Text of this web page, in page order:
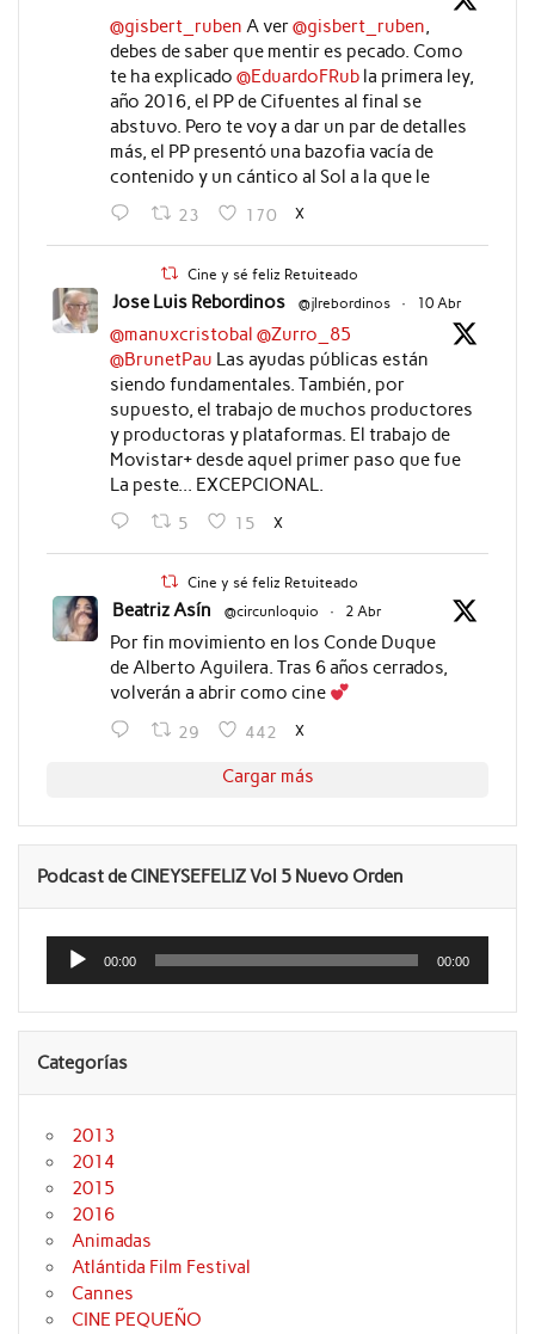
@gisbert_ruben A ver@gisbert_ruben,
debes de saber que mentir es pecado. Como
te ha explicado @EduardoFRubla primera ley,
año 2016, el PP de Cifuentes al final se
abstuvo. Pero te voy a dar un par de detalles
más, el PP presentó una bazofia vacía de
contenido y un cántico al Sol a la que le
23 170 X
Cine y sé feliz Retuiteado
Jose Luis Rebordinos @jlrebordinos · 10 Abr
@manuxcristobal @Zurro_85
@BrunetPau Las ayudas públicas están
siendo fundamentales. También, por
supuesto, el trabajo de muchos productores
y productoras y plataformas. El trabajo de
Movistar+ desde aquel primer paso que fue
La peste... EXCEPCIONAL.
5 15 X
Cine y sé feliz Retuiteado
Beatriz Asín @circunloquio · 2 Abr
Por fin movimiento en los Conde Duque
de Alberto Aguilera. Tras 6 años cerrados,
volverán a abrir como cine
29 442 X
Cargar más
Podcast de CINEYSEFELIZ Vol 5 Nuevo Orden
Reproductor
audio
00:00 00:00
Categorías
2013
2014
2015
2016
Animadas
Atlántida Film Festival
Cannes
CINE PEQUEÑO